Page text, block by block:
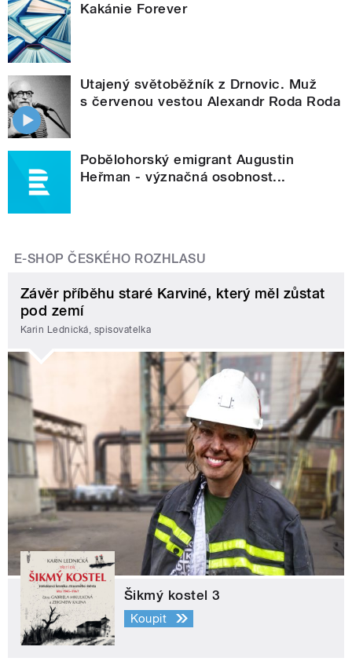
Kakánie Forever
Utajený světoběžník z Drnovic. Muž
s červenou vestou Alexandr Roda Roda
Pobělohorský emigrant Augustin
Heřman - význačná osobnost...
E-SHOP ČESKÉHO ROZHLASU
Závěr příběhu staré Karviné, který měl zůstat
pod zemí
Karin Lednická, spisovatelka
Šikmý kostel 3
Koupit